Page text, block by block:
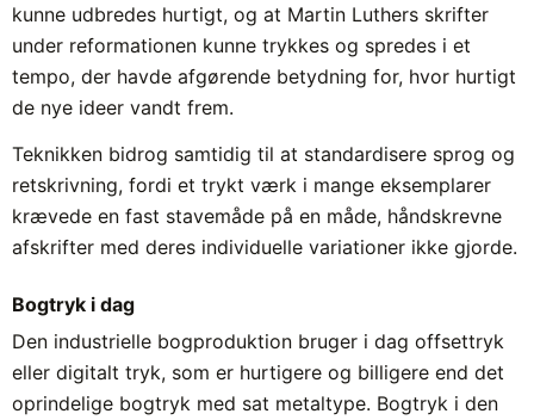
kunne udbredes hurtigt, og at Martin Luthers skrifter
under reformationen kunne trykkes og spredes i et
tempo, der havde afgørende betydning for, hvor hurtigt
de nye ideer vandt frem.
Teknikken bidrog samtidig til at standardisere sprog og
retskrivning, fordi et trykt værk i mange eksemplarer
krævede en fast stavemåde på en måde, håndskrevne
afskrifter med deres individuelle variationer ikke gjorde.
Bogtryk i dag
Den industrielle bogproduktion bruger i dag offsettryk
eller digitalt tryk, som er hurtigere og billigere end det
oprindelige bogtryk med sat metaltype. Bogtryk i den